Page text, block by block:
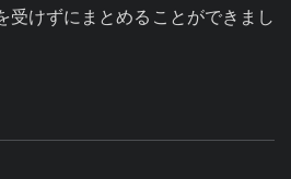
受けずにまとめることができまし